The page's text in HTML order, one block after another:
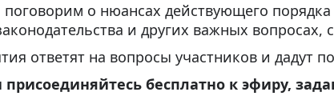
о нюансах действующего
и других важных вопросах,
ответят на вопросы участников и дадут
присоединяйтесь бесплатно к эфиру,